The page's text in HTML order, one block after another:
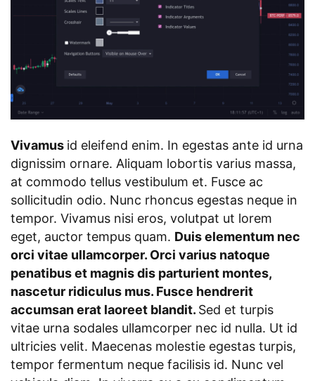
Vivamus id eleifend enim. In egestas ante id urna
dignissim ornare. Aliquam lobortis varius massa,
at commodo tellus vestibulum et. Fusce ac
sollicitudin odio. Nunc rhoncus egestas neque in
tempor. Vivamus nisi eros, volutpat ut lorem
eget, auctor tempus quam. Duis elementum nec
orci vitae ullamcorper. Orci varius natoque
penatibus et magnis dis parturient montes,
nascetur ridiculus mus. Fusce hendrerit
accumsan erat laoreet blandit. Sed et turpis
vitae urna sodales ullamcorper nec id nulla. Ut id
ultricies velit. Maecenas molestie egestas turpis,
tempor fermentum neque facilisis id. Nunc vel